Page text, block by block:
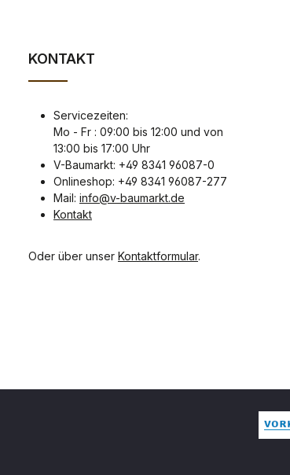
KONTAKT
Servicezeiten:
Mo - Fr : 09:00 bis 12:00 und von
13:00 bis 17:00 Uhr
V-Baumarkt: +49 8341 96087-0
Onlineshop: +49 8341 96087-277
Mail: info@v-baumarkt.de
Kontakt
Oder über unser Kontaktformular.